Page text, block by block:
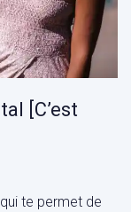
[C’est
te permet de